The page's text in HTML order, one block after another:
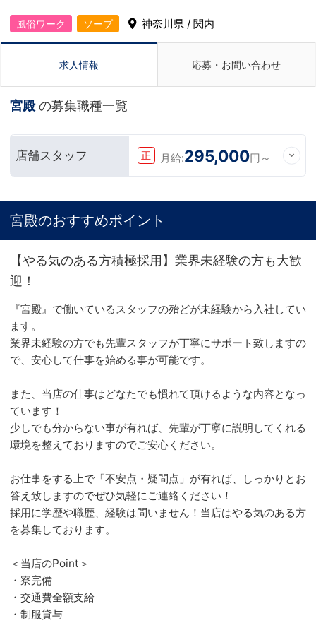
風俗ワーク ソープ 神奈川県 / 関内
求人情報 応募・お問い合わせ
宮殿 の募集職種一覧
店舗スタッフ 正 月給:295,000円～
宮殿のおすすめポイント
【やる気のある方積極採用】業界未経験の方も大歓
迎！
『宮殿』で働いているスタッフの殆どが未経験から入社してい
ます。
業界未経験の方でも先輩スタッフが丁寧にサポート致しますの
で、安心して仕事を始める事が可能です。
また、当店の仕事はどなたでも慣れて頂けるような内容となっ
ています！
少しでも分からない事が有れば、先輩が丁寧に説明してくれる
環境を整えておりますのでご安心ください。
お仕事をする上で「不安点・疑問点」が有れば、しっかりとお
答え致しますのでぜひ気軽にご連絡ください！
採用に学歴や職歴、経験は問いません！当店はやる気のある方
を募集しております。
＜当店のPoint＞
・寮完備
・交通費全額支給
・制服貸与